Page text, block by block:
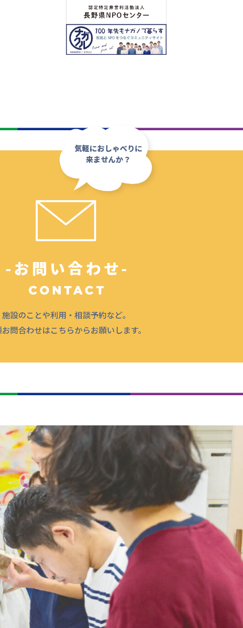
気軽におしゃべりに
来ませんか？
施設のことや利用・相談予約など。
問合わせはこちらからお願いします。